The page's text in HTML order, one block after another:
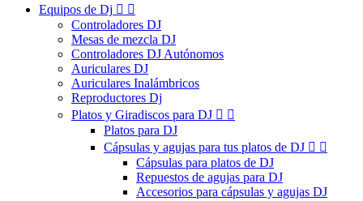
Equipos de Dj  
Controladores DJ
Mesas de mezcla DJ
Controladores DJ Autónomos
Auriculares DJ
Auriculares Inalámbricos
Reproductores Dj
Platos y Giradiscos para DJ  
Platos para DJ
Cápsulas y agujas para tus platos de DJ  
Cápsulas para platos de DJ
Repuestos de agujas para DJ
Accesorios para cápsulas y agujas DJ